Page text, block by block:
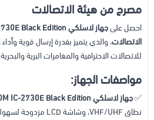
مصرح من هيئة الاتصالات
احصل علىجهاز لاسلكي ICOM IC-2730E Black Edition
الاتصالات، والذي يتميز بقدرة إرسال قوية وأداء
للاتصالات الاحترافية والمغامرات البرية والبحرية.
مواصفات الجهاز:
✅جهاز لاسلكي ICOM IC-2730E Black Edition
نطاق VHF/UHF، وشاشة LCD مزدوجة لسهولة الاستخدام.